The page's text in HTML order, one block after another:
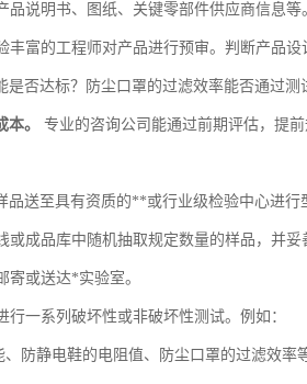
品说明书、图纸、关键零部件供应商信息等
丰富的工程师对产品进行预审。判断产品
否达标？防尘口罩的过滤效率能否通过测
。 专业的咨询公司能通过前期评估，提
品送至具有资质的**或行业级检验中心进行
或成品库中随机抽取规定数量的样品，并妥
寄或送达*实验室。
行一系列破坏性或非破坏性测试。例如：
、防静电鞋的电阻值、防尘口罩的过滤效率